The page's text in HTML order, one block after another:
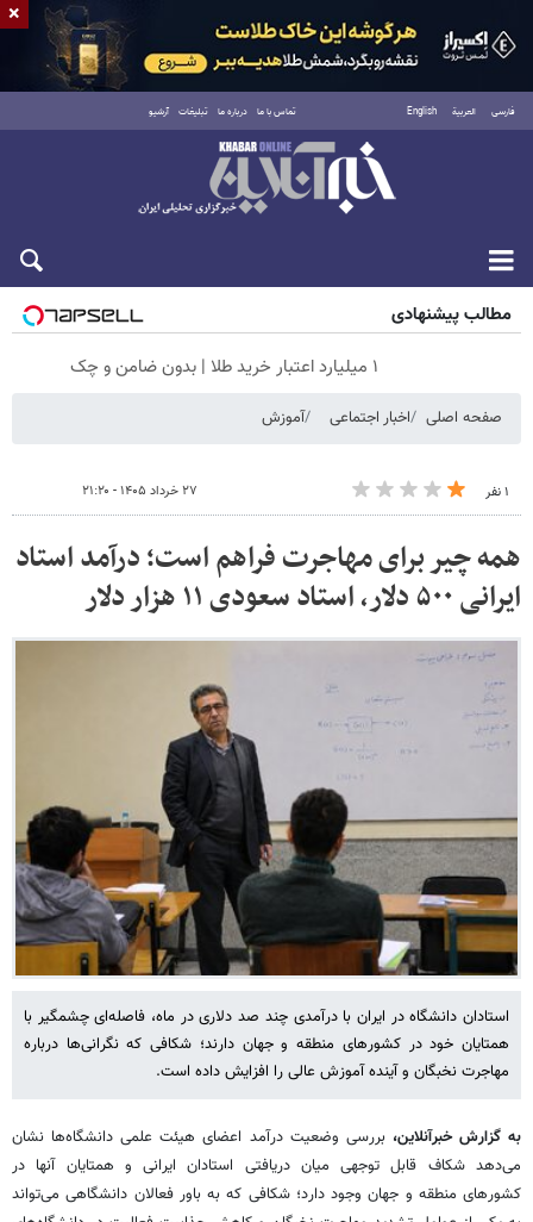
فارسی العربية English تماس با ما درباره ما تبلیغات آرشیو
شنبه ۱۷ مرداد ۱۴۰۵
مطالب پیشنهادی
۱ میلیارد اعتبار خرید طلا | بدون ضامن و چک
صفحه اصلی اخبار اجتماعی آموزش
۱ نفر ۲۷ خرداد ۱۴۰۵ - ۲۱:۲۰
همه چیر برای مهاجرت فراهم است؛ درآمد استاد
ایرانی ۵۰۰ دلار، استاد سعودی ۱۱ هزار دلار
استادان دانشگاه در ایران با درآمدی چند صد دلاری در ماه، فاصله‌ای چشمگیر با
همتایان خود در کشورهای منطقه و جهان دارند؛ شکافی که نگرانی‌ها درباره
مهاجرت نخبگان و آینده آموزش عالی را افزایش داده است.
به گزارش خبرآنلاین، بررسی وضعیت درآمد اعضای هیئت علمی دانشگاه‌ها نشان
می‌دهد شکاف قابل توجهی میان دریافتی استادان ایرانی و همتایان آنها در
کشورهای منطقه و جهان وجود دارد؛ شکافی که به باور فعالان دانشگاهی می‌تواند
×